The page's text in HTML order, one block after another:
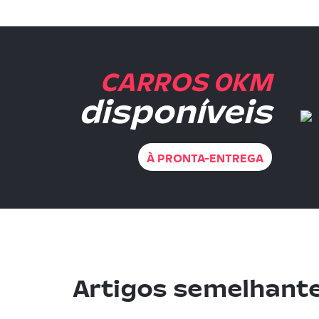
CARROS 0KM
disponíveis
À PRONTA-ENTREGA
Artigos